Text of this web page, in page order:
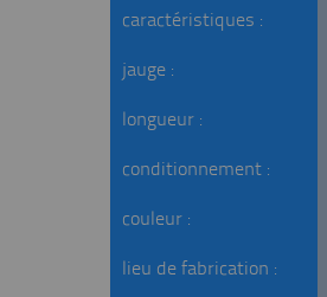
caractéristiques :
jauge :
longueur :
conditionnement :
couleur :
lieu de fabrication :